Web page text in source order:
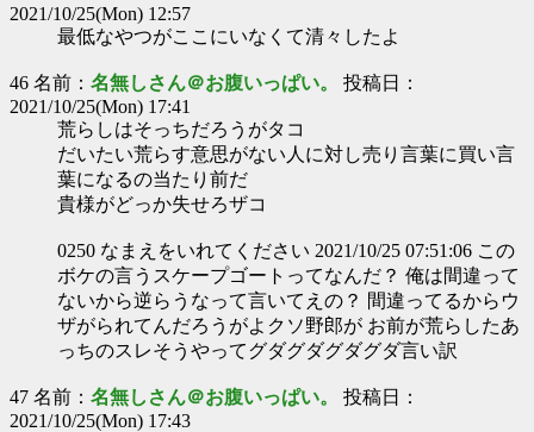
2021/10/25(Mon) 12:57
最低なやつがここにいなくて清々したよ
46 名前： 名無しさん＠お腹いっぱい。 投稿日：
2021/10/25(Mon) 17:41
荒らしはそっちだろうがタコ
だいたい荒らす意思がない人に対し売り言葉に買い言
葉になるの当たり前だ
貴様がどっか失せろザコ
0250 なまえをいれてください 2021/10/25 07:51:06 この
ボケの言うスケープゴートってなんだ？ 俺は間違って
ないから逆らうなって言いてえの？ 間違ってるからウ
ザがられてんだろうがよクソ野郎が お前が荒らしたあ
っちのスレそうやってグダグダグダグダ言い訳
47 名前： 名無しさん＠お腹いっぱい。 投稿日：
2021/10/25(Mon) 17:43